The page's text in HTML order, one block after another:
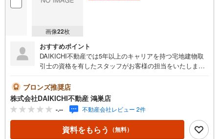
画像22枚
おすすめポイント
DAIKICHI不動産では5年以上のキャリアを持つ宅地建物取
引士の資格を有したスタッフがお客様の担当をいたしま
すので、安心、安全のお取引ができる事をお約束いたしま
す。住宅ローンや火災保険、ライフライン（電気、ガス、
水道等）や税金の控除手続きまで、不動産購入に関わる全
ての手続きを私共がサポートいたします。お客様のご不明
点は丁寧にご説明いたしますのでご安心ください。その他
物件以外にかかる諸経費について、「どこに、なんで、い
ブロンズ推奨店
株式会社DAIKICHI不動産 鴻巣店
-.-- 不動産会社レビュー 2件
資料をもらう （無料）